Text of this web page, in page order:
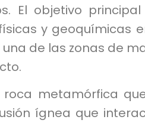
El objetivo
y geoquímicas
de las zonas de
metamórfica
ígnea que